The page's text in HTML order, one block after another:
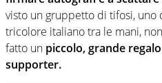
visto un gruppetto di tifosi,
tricolore italiano tra le mani,
fatto un piccolo, grande
supporter.